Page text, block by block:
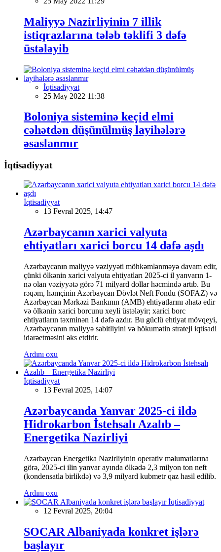
Maliyyə Nazirliyinin 7 illik
istiqrazlarına tələb təklifi 3 dəfə
üstələyib
İqtisadiyyat
25 May 2022 11:38
Boloniya sisteminə keçid elmi
cəhətdən düşünülmüş layihələrə
əsaslanmır
İqtisadiyyat
İqtisadiyyat
13 Fevral 2025, 14:47
Azərbaycanın xarici valyuta
ehtiyatları xarici borcu 14 dəfə aşdı
Azərbaycanın maliyyə vəziyyəti möhkəmlənməyə davam edir,
çünki ölkənin xarici valyuta ehtiyatları 2025-ci il yanvarın 1-
nə olan vəziyyətə görə 71 milyard dollar həcmində artıb. Bu
rəqəm, həmçinin Azərbaycan Dövlət Neft Fondu (SOFAZ) və
Azərbaycan Mərkəzi Bankının (AMB) ehtiyatlarını əhatə edir
və ölkənin xarici borcunu xeyli üstələyir; xarici borc
ehtiyatların təxminən 14 dəfə azdır. Bu güclü ehtiyat mövqeyi,
Azərbaycanın maliyyə sabitliyini və hökumətin strateji iqtisadi
idarəetməsini əks etdirir.
Ardını oxu
İqtisadiyyat
13 Fevral 2025, 14:07
Azərbaycanda Yanvar 2025-ci ildə
Hidrokarbon İstehsalı Azalıb –
Energetika Nazirliyi
Azərbaycan Energetika Nazirliyinin operativ məlumatlarına
görə, 2025-ci ilin yanvar ayında ölkədə 2,3 milyon ton neft
(kondensatla birlikdə) və 3,9 milyard kubmetr qaz hasil edilib.
Ardını oxu
İqtisadiyyat
12 Fevral 2025, 20:04
SOCAR Albaniyada konkret işlərə
başlayır